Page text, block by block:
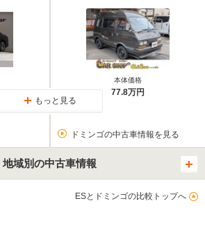
本体価格
77.8万円
もっと見る
ドミンゴの中古車情報を見る
地域別の中古車情報
ESとドミンゴの比較トップへ